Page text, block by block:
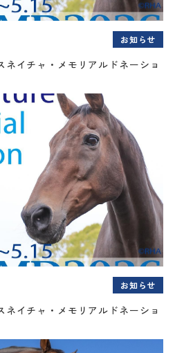
お知らせ
ネイチャ・メモリアルドネーショ
お知らせ
ネイチャ・メモリアルドネーショ